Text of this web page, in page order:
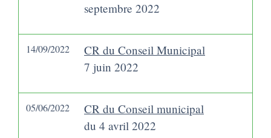
septembre 2022
14/09/2022
CR du Conseil Municipal
7 juin 2022
05/06/2022
CR du Conseil municipal
du 4 avril 2022